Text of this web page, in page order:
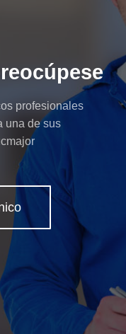
profesionales
una de sus